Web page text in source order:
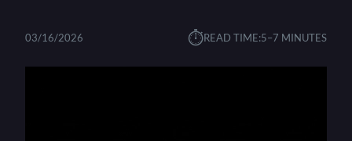
03/16/2026 ⏱︎READ TIME:5–7 MINUTES